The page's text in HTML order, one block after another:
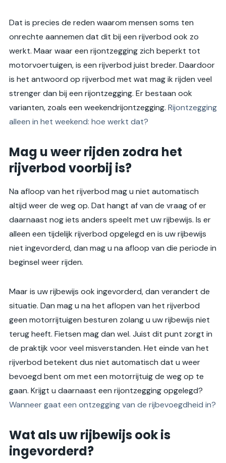
Dat is precies de reden waarom mensen soms ten
onrechte aannemen dat dit bij een rijverbod ook zo
werkt. Maar waar een rijontzegging zich beperkt tot
motorvoertuigen, is een rijverbod juist breder. Daardoor
is het antwoord op rijverbod met wat mag ik rijden veel
strenger dan bij een rijontzegging. Er bestaan ook
varianten, zoals een weekendrijontzegging. Rijontzegging
alleen in het weekend: hoe werkt dat?
Mag u weer rijden zodra het
rijverbod voorbij is?
Na afloop van het rijverbod mag u niet automatisch
altijd weer de weg op. Dat hangt af van de vraag of er
daarnaast nog iets anders speelt met uw rijbewijs. Is er
alleen een tijdelijk rijverbod opgelegd en is uw rijbewijs
niet ingevorderd, dan mag u na afloop van die periode in
beginsel weer rijden.
Maar is uw rijbewijs ook ingevorderd, dan verandert de
situatie. Dan mag u na het aflopen van het rijverbod
geen motorrijtuigen besturen zolang u uw rijbewijs niet
terug heeft. Fietsen mag dan wel. Juist dit punt zorgt in
de praktijk voor veel misverstanden. Het einde van het
rijverbod betekent dus niet automatisch dat u weer
bevoegd bent om met een motorrijtuig de weg op te
gaan. Krijgt u daarnaast een rijontzegging opgelegd?
Wanneer gaat een ontzegging van de rijbevoegdheid in?
Wat als uw rijbewijs ook is
ingevorderd?